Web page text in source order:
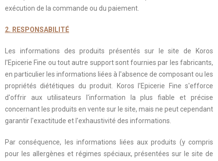
exécution de la commande ou du paiement.
2. RESPONSABILITÉ
Les informations des produits présentés sur le site de Koros
l'Epicerie Fine ou tout autre support sont fournies par les fabricants,
en particulier les informations liées à l'absence de composant ou les
propriétés diététiques du produit. Koros l'Epicerie Fine s'efforce
d'offrir aux utilisateurs l'information la plus fiable et précise
concernant les produits en vente sur le site, mais ne peut cependant
garantir l'exactitude et l'exhaustivité des informations.
Par conséquence, les informations liées aux produits (y compris
pour les allergènes et régimes spéciaux, présentées sur le site de